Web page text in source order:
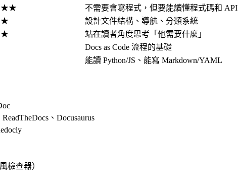
不需要會寫程式，但要能讀懂程式碼和 API
設計文件結構、導航、分類系統
站在讀者角度思考「他需要什麼」
Docs as Code 流程的基礎
能讀 Python/JS、能寫 Markdown/YAML
、Docusaurus
檢查器）